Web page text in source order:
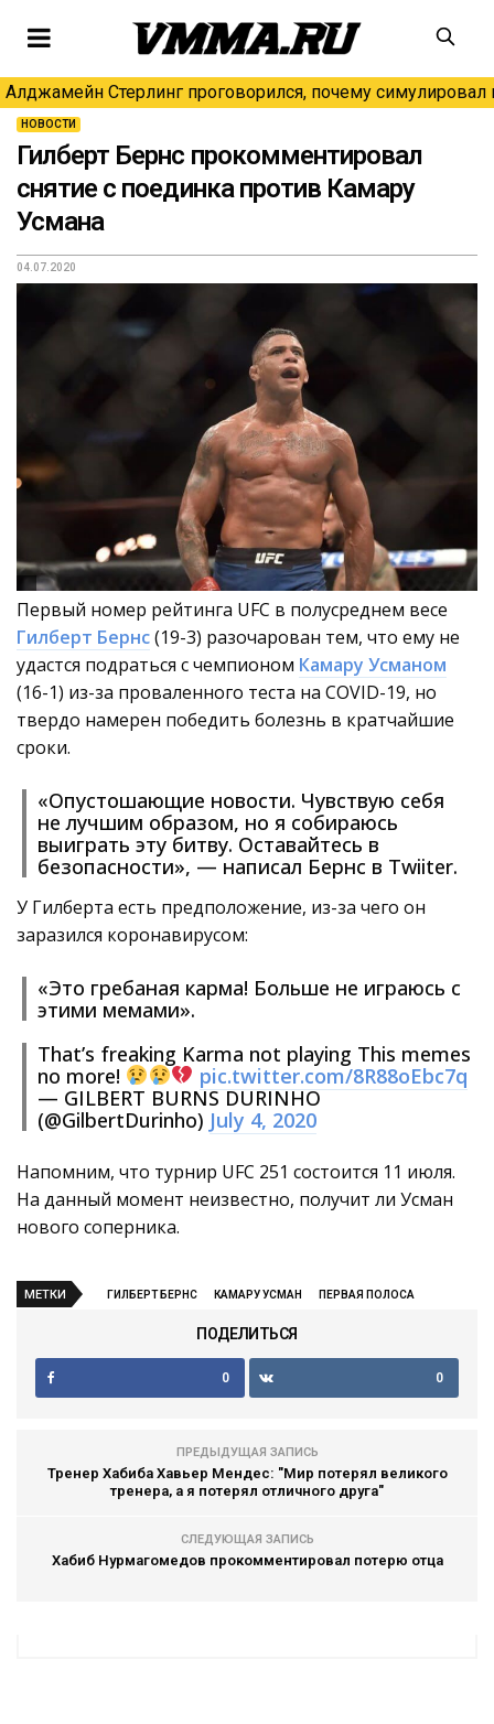
Алджамейн Стерлинг проговорился, почему симулировал
НОВОСТИ
Гилберт Бернс прокомментировал
снятие с поединка против Камару
Усмана
04.07.2020
Первый номер рейтинга UFC в полусреднем весе
Гилберт Бернс(19-3) разочарован тем, что ему не
удастся подраться с чемпионом Камару Усманом
(16-1) из-за проваленного теста на COVID-19, но
твердо намерен победить болезнь в кратчайшие
сроки.
«Опустошающие новости. Чувствую себя
не лучшим образом, но я собираюсь
выиграть эту битву. Оставайтесь в
безопасности», — написал Бернс в Twiiter.
У Гилберта есть предположение, из-за чего он
заразился коронавирусом:
«Это гребаная карма! Больше не играюсь с
этими мемами».
That’s freaking Karma not playing This memes
no more!
pic.twitter.com/8R88oEbc7q
— GILBERT BURNS DURINHO
(@GilbertDurinho) July 4, 2020
Напомним, что турнир UFC 251 состоится 11 июля.
На данный момент неизвестно, получит ли Усман
нового соперника.
МЕТКИ ГИЛБЕРТ БЕРНС КАМАРУ УСМАН ПЕРВАЯ ПОЛОСА
ПОДЕЛИТЬСЯ
0 0
ПРЕДЫДУЩАЯ ЗАПИСЬ
Тренер Хабиба Хавьер Мендес: "Мир потерял великого
тренера, а я потерял отличного друга"
СЛЕДУЮЩАЯ ЗАПИСЬ
Хабиб Нурмагомедов прокомментировал потерю отца